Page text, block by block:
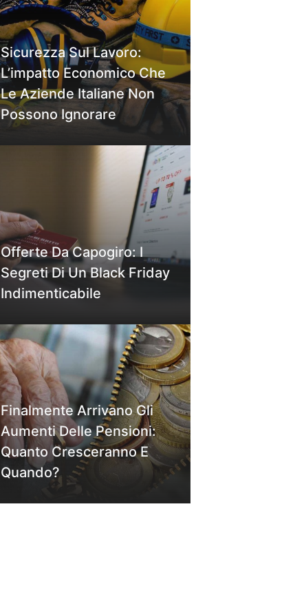
Sicurezza Sul Lavoro:
L’impatto Economico Che
Le Aziende Italiane Non
Possono Ignorare
Offerte Da Capogiro: I
Segreti Di Un Black Friday
Indimenticabile
Finalmente Arrivano Gli
Aumenti Delle Pensioni:
Quanto Cresceranno E
Quando?